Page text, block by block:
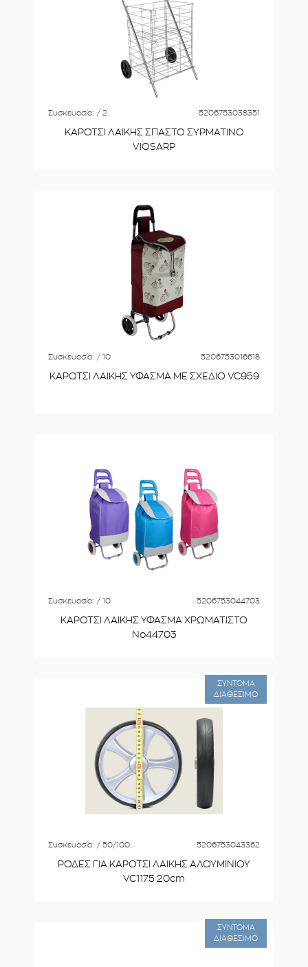
Συσκευασία: / 2 5206753038351
ΚΑΡΟΤΣΙ ΛΑΙΚΗΣ ΣΠΑΣΤΟ ΣΥΡΜΑΤΙΝΟ
VIOSARP
Συσκευασία: / 10 5206753016618
ΚΑΡΟΤΣΙ ΛΑΙΚΗΣ ΥΦΑΣΜΑ ΜΕ ΣΧΕΔΙΟ VC959
Συσκευασία: / 10 5206753044703
ΚΑΡΟΤΣΙ ΛΑΙΚΗΣ ΥΦΑΣΜΑ ΧΡΩΜΑΤΙΣΤΟ
No44703
Συσκευασία: / 50/100 5206753043362
ΡΟΔΕΣ ΓΙΑ ΚΑΡΟΤΣΙ ΛΑΙΚΗΣ ΑΛΟΥΜΙΝΙΟΥ
VC1175 20cm
ΣΥΝΤΟΜΑ
ΔΙΑΘΕΣΙΜΟ
ΣΥΝΤΟΜΑ
ΔΙΑΘΕΣΙΜΟ